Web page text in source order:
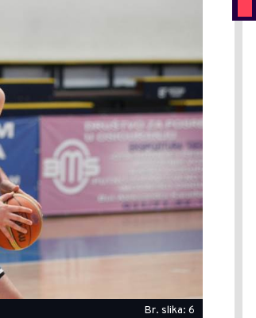
Br. slika: 6